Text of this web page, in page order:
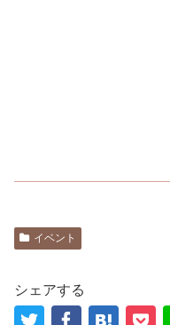
イベント
シェアする